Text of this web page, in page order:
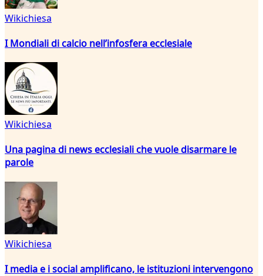
Wikichiesa
I Mondiali di calcio nell’infosfera ecclesiale
Wikichiesa
Una pagina di news ecclesiali che vuole disarmare le
parole
Wikichiesa
I media e i social amplificano, le istituzioni intervengono